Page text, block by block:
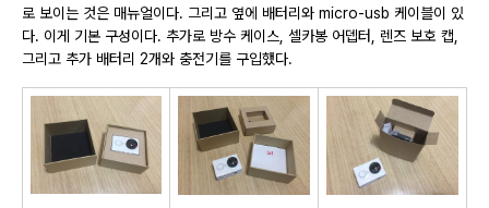
로 보이는 것은 매뉴얼이다. 그리고 옆에 배터리와 micro-usb 케이블이 있
다. 이게 기본 구성이다. 추가로 방수 케이스, 셀카봉 어뎁터, 렌즈 보호 캡,
그리고 추가 배터리 2개와 충전기를 구입했다.